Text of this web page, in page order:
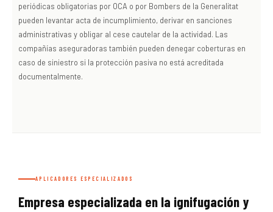
periódicas obligatorias por OCA o por Bombers de la Generalitat
pueden levantar acta de incumplimiento, derivar en sanciones
administrativas y obligar al cese cautelar de la actividad. Las
compañías aseguradoras también pueden denegar coberturas en
caso de siniestro si la protección pasiva no está acreditada
documentalmente.
APLICADORES ESPECIALIZADOS
Empresa especializada en la ignifugación y